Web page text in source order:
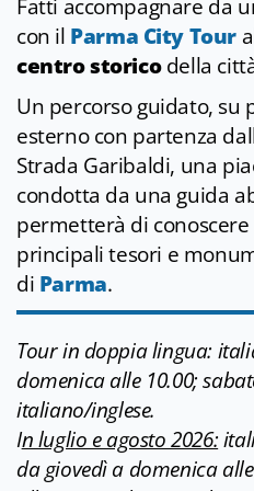
Fatti accompagnare da
con il Parma City Tour
centro storicodella
Un percorso guidato, su
esterno con partenza
Strada Garibaldi, una
condotta da una guida
permetterà di conoscere
principali tesori e
di Parma.
Tour in doppia lingua:
domenica alle 10.00;
italiano/inglese.
In luglio e agosto 2026:
da giovedì a domenica